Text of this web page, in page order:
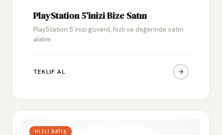
PlayStation 5’inizi Bize Satın
PlayStation 5’inizi güvenli, hızlı ve değerinde satın
alalım
TEKLIF AL
HIZLI SATIŞ